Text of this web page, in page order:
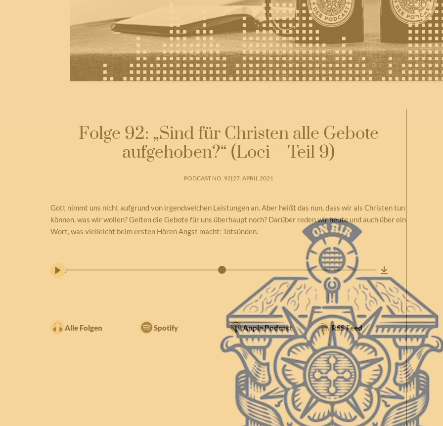
Folge 92: „Sind für Christen alle Gebote
aufgehoben?“ (Loci – Teil 9)
PODCAST NO. 92|27. APRIL 2021
Gott nimmt uns nicht aufgrund von irgendwelchen Leistungen an. Aber heißt das nun, dass wir als Christen tun
können, was wir wollen? Gelten die Gebote für uns überhaupt noch? Darüber reden wir heute und auch über ein
Wort, was vielleicht beim ersten Hören Angst macht: Totsünden.
/
Alle Folgen Spotify Apple Podcast RSS Feed